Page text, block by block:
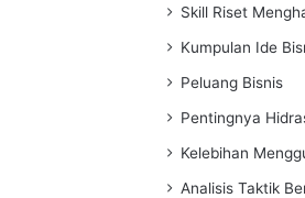
Skill Riset
Kumpulan Ide
Peluang Bisnis
Pentingnya
Kelebihan
Analisis Taktik